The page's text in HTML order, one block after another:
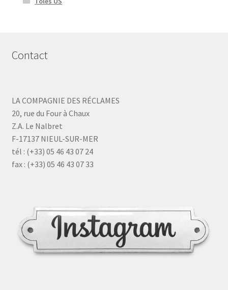
Contact
LA COMPAGNIE DES RÉCLAMES
20, rue du Four à Chaux
Z.A. Le Nalbret
F-17137 NIEUL-SUR-MER
tél : (+33) 05 46 43 07 24
fax : (+33) 05 46 43 07 33